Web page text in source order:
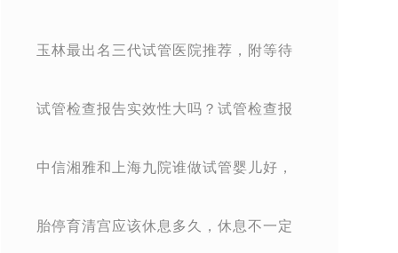
玉林最出名三代试管医院推荐，附等待
试管检查报告实效性大吗？试管检查报
中信湘雅和上海九院谁做试管婴儿好，
胎停育清宫应该休息多久，休息不一定